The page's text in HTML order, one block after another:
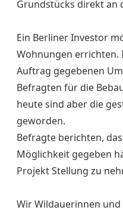
Grundstücks direkt an
Ein Berliner Investor
Wohnungen errichten.
Auftrag gegebenen
Befragten für die
heute sind aber die
geworden.
Befragte berichten,
Möglichkeit gegeben
Projekt Stellung zu
Wir Wildauerinnen